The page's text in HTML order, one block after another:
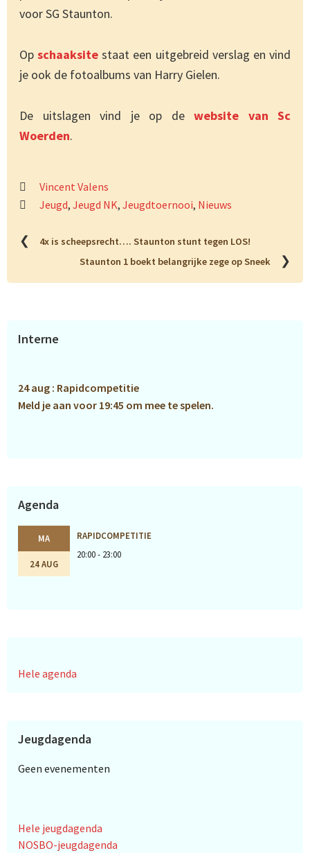
voor SG Staunton.
Opschaaksite staat een uitgebreid verslag en vind
je ook de fotoalbums van Harry Gielen.
De uitslagen vind je op de website van Sc
Woerden.
Vincent Valens
Jeugd, Jeugd NK, Jeugdtoernooi, Nieuws
❮
4x is scheepsrecht…. Staunton stunt tegen LOS!
Staunton 1 boekt belangrijke zege op Sneek
❯
Primaire
Interne
24 aug : Rapidcompetitie
Meld je aan voor 19:45 om mee te spelen.
Agenda
MA
24 AUG
RAPIDCOMPETITIE
20:00 - 23:00
Hele agenda
Jeugdagenda
Geen evenementen
Hele jeugdagenda
NOSBO-jeugdagenda